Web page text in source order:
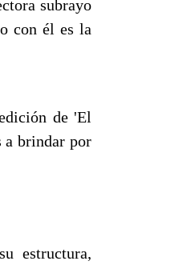
subrayo
con él es la
de 'El
a brindar por
estructura,